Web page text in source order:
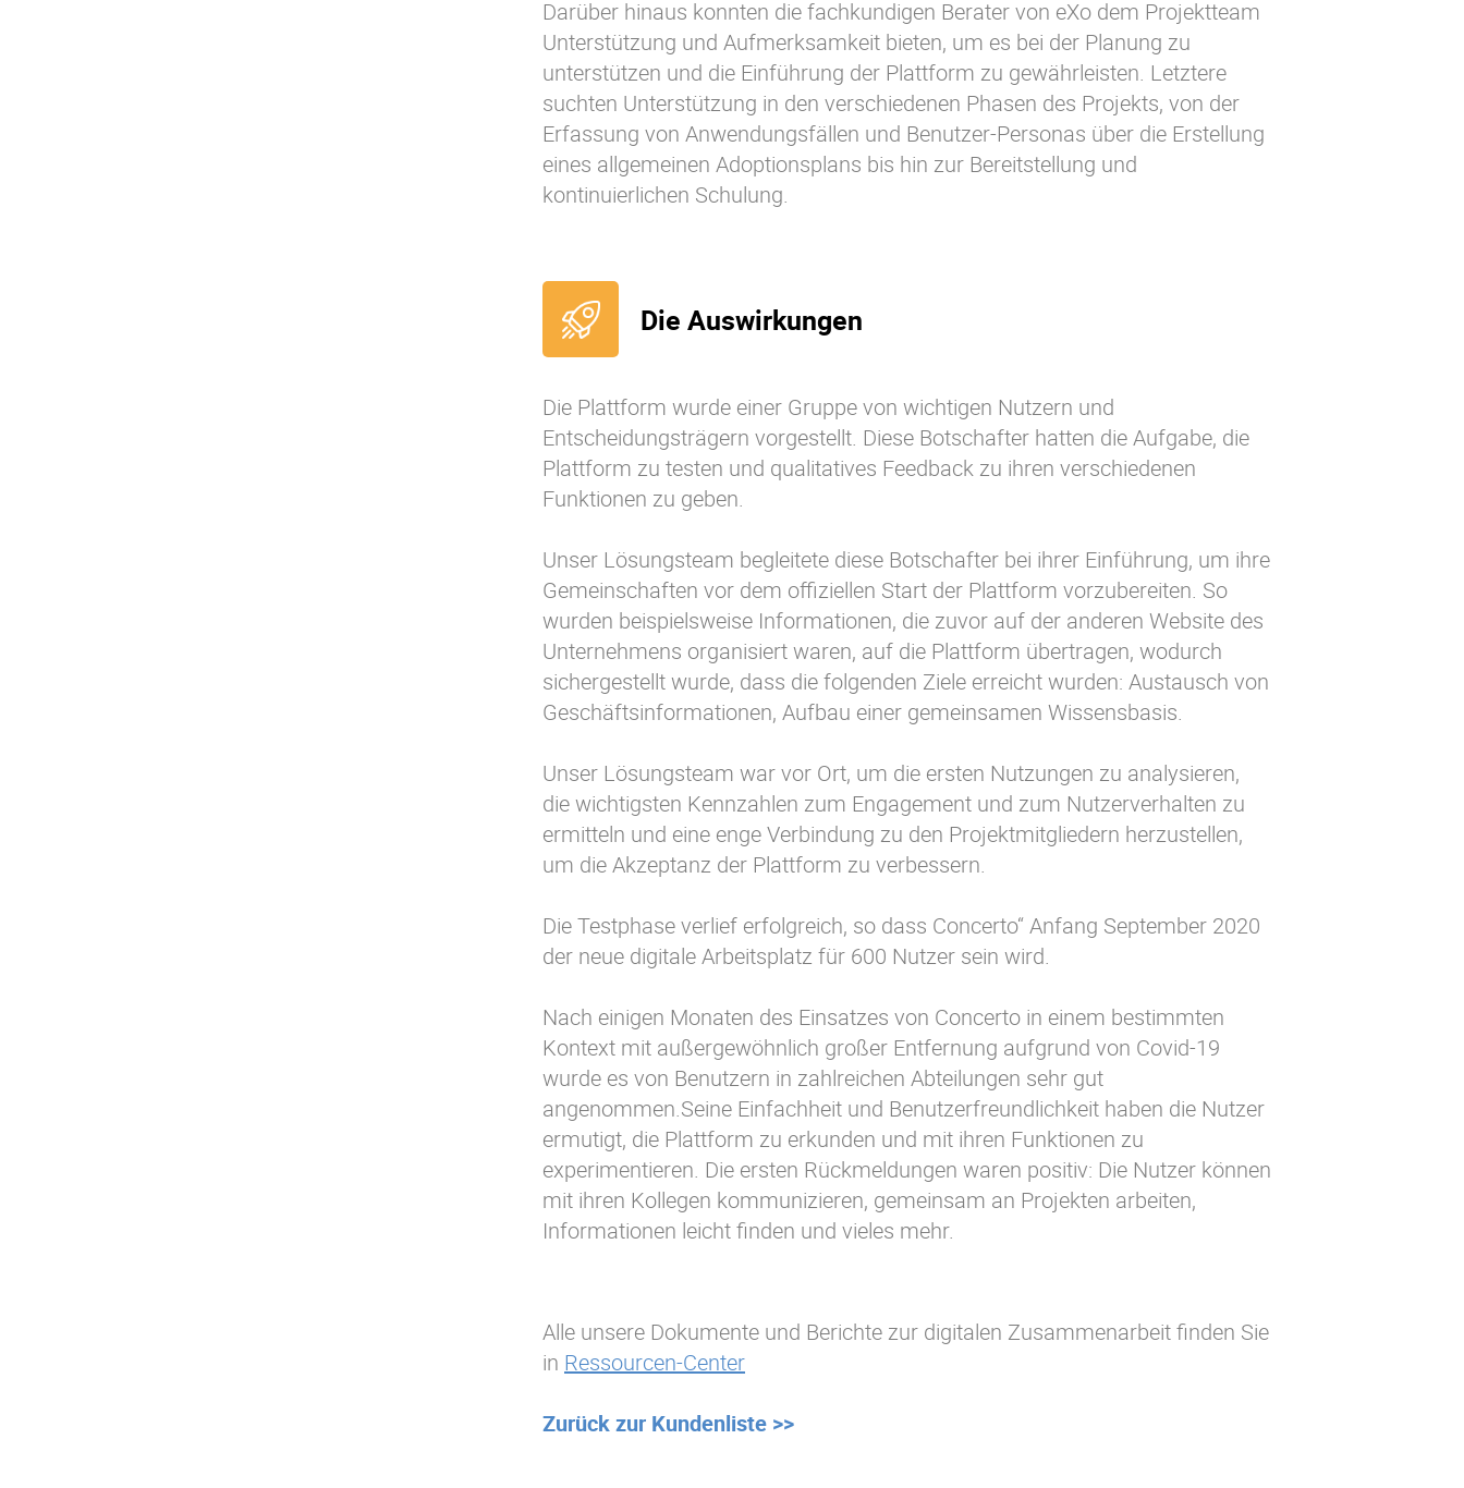
Darüber hinaus konnten die fachkundigen Berater von eXo dem Projektteam
Unterstützung und Aufmerksamkeit bieten, um es bei der Planung zu
unterstützen und die Einführung der Plattform zu gewährleisten. Letztere
suchten Unterstützung in den verschiedenen Phasen des Projekts, von der
Erfassung von Anwendungsfällen und Benutzer-Personas über die Erstellung
eines allgemeinen Adoptionsplans bis hin zur Bereitstellung und
kontinuierlichen Schulung.
Die Auswirkungen
Die Plattform wurde einer Gruppe von wichtigen Nutzern und
Entscheidungsträgern vorgestellt. Diese Botschafter hatten die Aufgabe, die
Plattform zu testen und qualitatives Feedback zu ihren verschiedenen
Funktionen zu geben.
Unser Lösungsteam begleitete diese Botschafter bei ihrer Einführung, um ihre
Gemeinschaften vor dem offiziellen Start der Plattform vorzubereiten. So
wurden beispielsweise Informationen, die zuvor auf der anderen Website des
Unternehmens organisiert waren, auf die Plattform übertragen, wodurch
sichergestellt wurde, dass die folgenden Ziele erreicht wurden: Austausch von
Geschäftsinformationen, Aufbau einer gemeinsamen Wissensbasis.
Unser Lösungsteam war vor Ort, um die ersten Nutzungen zu analysieren,
die wichtigsten Kennzahlen zum Engagement und zum Nutzerverhalten zu
ermitteln und eine enge Verbindung zu den Projektmitgliedern herzustellen,
um die Akzeptanz der Plattform zu verbessern.
Die Testphase verlief erfolgreich, so dass Concerto“ Anfang September 2020
der neue digitale Arbeitsplatz für 600 Nutzer sein wird.
Nach einigen Monaten des Einsatzes von Concerto in einem bestimmten
Kontext mit außergewöhnlich großer Entfernung aufgrund von Covid-19
wurde es von Benutzern in zahlreichen Abteilungen sehr gut
angenommen.Seine Einfachheit und Benutzerfreundlichkeit haben die Nutzer
ermutigt, die Plattform zu erkunden und mit ihren Funktionen zu
experimentieren. Die ersten Rückmeldungen waren positiv: Die Nutzer können
mit ihren Kollegen kommunizieren, gemeinsam an Projekten arbeiten,
Informationen leicht finden und vieles mehr.
Alle unsere Dokumente und Berichte zur digitalen Zusammenarbeit finden Sie
in Ressourcen-Center
Zurück zur Kundenliste >>